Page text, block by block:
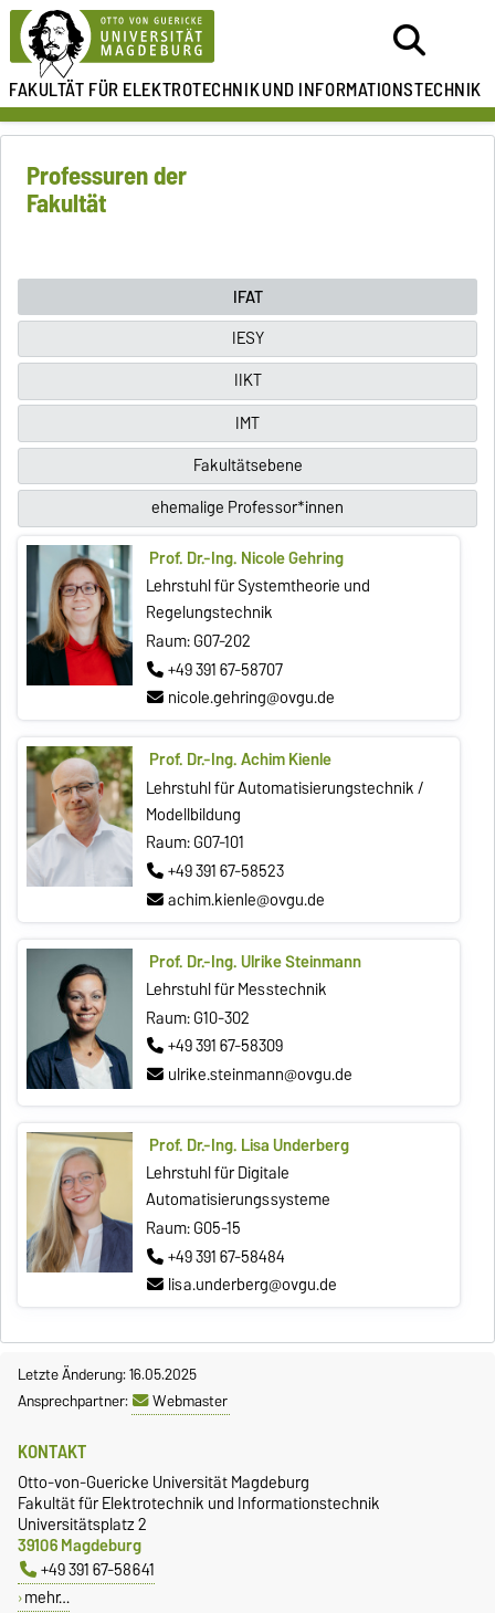
FAKULTÄT FÜR ELEKTROTECHNIKUND INFORMATIONSTECHNIK
Professuren der
Fakultät
IFAT
IESY
IIKT
IMT
Fakultätsebene
ehemalige Professor*innen
Prof. Dr.-Ing. Nicole Gehring
Lehrstuhl für Systemtheorie und
Regelungstechnik
Raum: G07-202
+49 391 67-58707
nicole.gehring@ovgu.de
Prof. Dr.-Ing. Achim Kienle
Lehrstuhl für Automatisierungstechnik /
Modellbildung
Raum: G07-101
+49 391 67-58523
achim.kienle@ovgu.de
Prof. Dr.-Ing. Ulrike Steinmann
Lehrstuhl für Messtechnik
Raum: G10-302
+49 391 67-58309
ulrike.steinmann@ovgu.de
Prof. Dr.-Ing. Lisa Underberg
Lehrstuhl für Digitale
Automatisierungssysteme
Raum: G05-15
+49 391 67-58484
lisa.underberg@ovgu.de
Letzte Änderung: 16.05.2025
Ansprechpartner:
Webmaster
KONTAKT
Otto-von-Guericke Universität Magdeburg
Fakultät für Elektrotechnik und Informationstechnik
Universitätsplatz 2
39106 Magdeburg
+49 391 67-58641
mehr…